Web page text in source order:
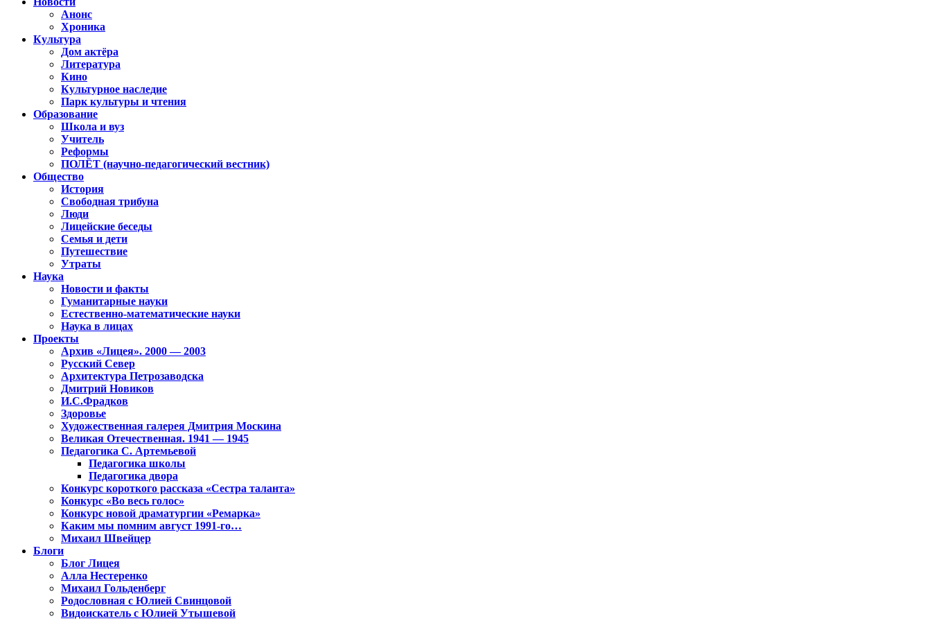
Анонс
Хроника
Культура
Дом актёра
Литература
Кино
Культурное наследие
Парк культуры и чтения
Образование
Школа и вуз
Учитель
Реформы
ПОЛЁТ (научно-педагогический вестник)
Общество
История
Свободная трибуна
Люди
Лицейские беседы
Семья и дети
Путешествие
Утраты
Наука
Новости и факты
Гуманитарные науки
Естественно-математические науки
Наука в лицах
Проекты
Архив «Лицея». 2000 — 2003
Русский Север
Архитектура Петрозаводска
Дмитрий Новиков
И.С.Фрадков
Здоровье
Художественная галерея Дмитрия Москина
Великая Отечественная. 1941 — 1945
Педагогика С. Артемьевой
Педагогика школы
Педагогика двора
Конкурс короткого рассказа «Сестра таланта»
Конкурс «Во весь голос»
Конкурс новой драматургии «Ремарка»
Каким мы помним август 1991-го…
Михаил Швейцер
Блоги
Блог Лицея
Алла Нестеренко
Михаил Гольденберг
Родословная с Юлией Свинцовой
Видоискатель с Юлией Утышевой